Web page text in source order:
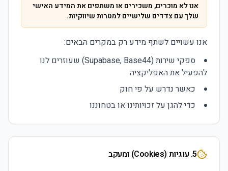
אנו לא מוכרים, משכירים או משתפים את המידע האישי
שלך עם צדדים שלישיים למטרות שיווקיות.
אנו עשויים לשתף מידע רק במקרים הבאים:
ספקי שירות (Supabase, Base44) שעוזרים לנו
להפעיל את האפליקציה
כאשר נדרש על פי חוק
כדי להגן על זכויותינו או בטחוננו
5. עוגיות (Cookies) ומעקב